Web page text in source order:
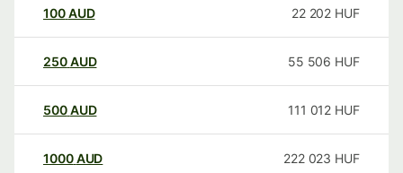
100AUD 22 202 HUF
250AUD 55 506 HUF
500AUD 111 012 HUF
1000AUD 222 023 HUF